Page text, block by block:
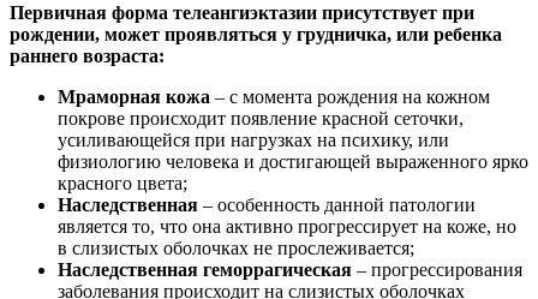
Первичная форма телеангиэктазии присутствует при
рождении, может проявляться у грудничка, или ребенка
раннего возраста:
Мраморная кожа – с момента рождения на кожном
покрове происходит появление красной сеточки,
усиливающейся при нагрузках на психику, или
физиологию человека и достигающей выраженного ярко
красного цвета;
Наследственная – особенность данной патологии
является то, что она активно прогрессирует на коже, но
в слизистых оболочках не прослеживается;
Наследственная геморрагическая – прогрессирования
заболевания происходит на слизистых оболочках